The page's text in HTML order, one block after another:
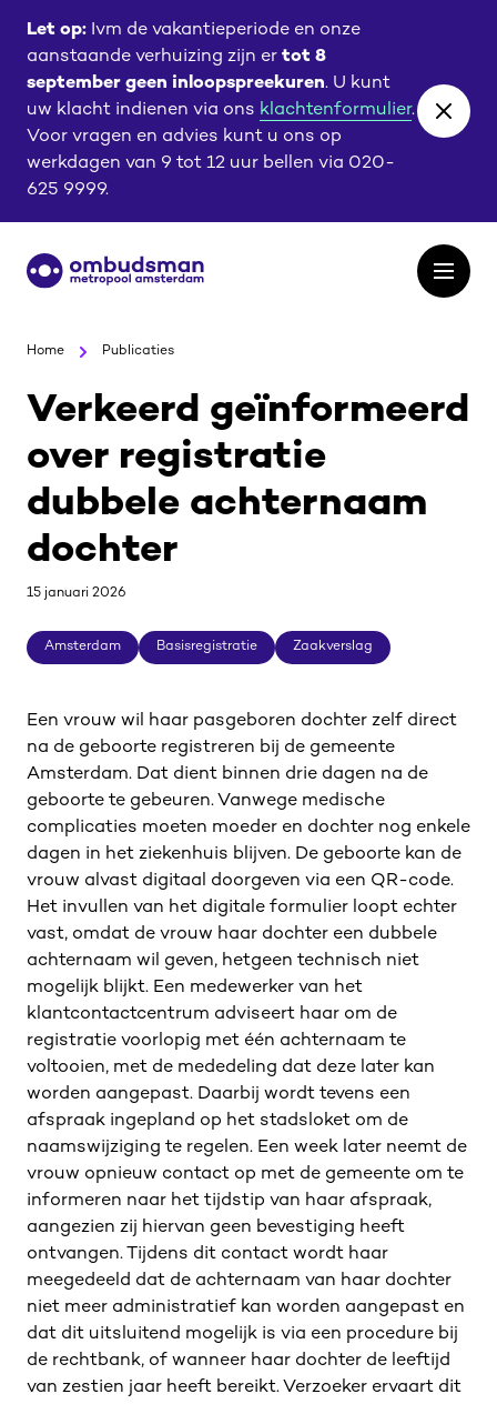
Let op: Ivm de vakantieperiode en onze
aanstaande verhuizing zijn er tot 8
september geen inloopspreekuren. U kunt
uw klacht indienen via ons klachtenformulier.
Voor vragen en advies kunt u ons op
werkdagen van 9 tot 12 uur bellen via 020-
625 9999.
Close
naar
content
naar
footer
Ga
naar
homepagina
Open
Home Publicaties
Verkeerd geïnformeerd
over registratie
dubbele achternaam
dochter
15 januari 2026
Amsterdam
Amsterdam
Basisregistratie
Basisregistratie
Zaakverslag
Zaakverslag
Een vrouw wil haar pasgeboren dochter zelf direct
na de geboorte registreren bij de gemeente
Amsterdam. Dat dient binnen drie dagen na de
geboorte te gebeuren. Vanwege medische
complicaties moeten moeder en dochter nog enkele
dagen in het ziekenhuis blijven. De geboorte kan de
vrouw alvast digitaal doorgeven via een QR-code.
Het invullen van het digitale formulier loopt echter
vast, omdat de vrouw haar dochter een dubbele
achternaam wil geven, hetgeen technisch niet
mogelijk blijkt. Een medewerker van het
klantcontactcentrum adviseert haar om de
registratie voorlopig met één achternaam te
voltooien, met de mededeling dat deze later kan
worden aangepast. Daarbij wordt tevens een
afspraak ingepland op het stadsloket om de
naamswijziging te regelen. Een week later neemt de
vrouw opnieuw contact op met de gemeente om te
informeren naar het tijdstip van haar afspraak,
aangezien zij hiervan geen bevestiging heeft
ontvangen. Tijdens dit contact wordt haar
meegedeeld dat de achternaam van haar dochter
niet meer administratief kan worden aangepast en
dat dit uitsluitend mogelijk is via een procedure bij
de rechtbank, of wanneer haar dochter de leeftijd
van zestien jaar heeft bereikt. Verzoeker ervaart dit